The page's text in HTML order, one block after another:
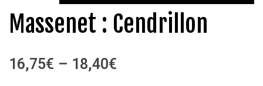
Massenet : Cendrillon
16,75€ – 18,40€